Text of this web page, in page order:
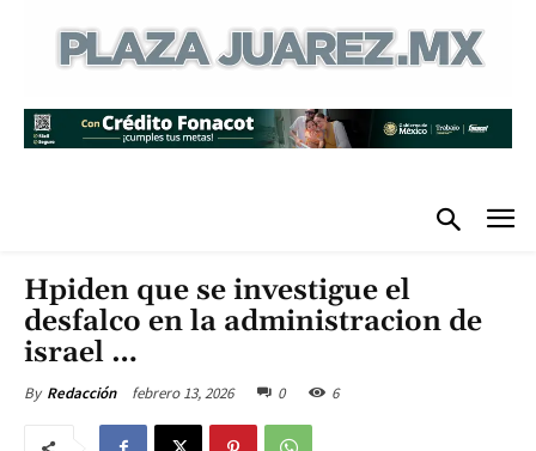
Hpiden que se investigue el
desfalco en la administracion de
israel …
By Redacción febrero 13, 2026 0 6